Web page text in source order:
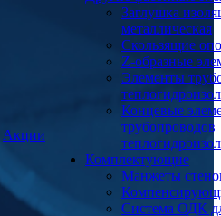
Акции
Заглушка
металлическая
Скользящие
Z-образные
Элементы
Концевые
трубопроводов
Комплектующие
Манжеты
Система ОДК